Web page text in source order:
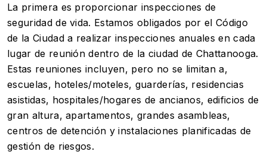
La primera es proporcionar inspecciones de
seguridad de vida. Estamos obligados por el Código
de la Ciudad a realizar inspecciones anuales en cada
lugar de reunión dentro de la ciudad de Chattanooga.
Estas reuniones incluyen, pero no se limitan a,
escuelas, hoteles/moteles, guarderías, residencias
asistidas, hospitales/hogares de ancianos, edificios de
gran altura, apartamentos, grandes asambleas,
centros de detención y instalaciones planificadas de
gestión de riesgos.